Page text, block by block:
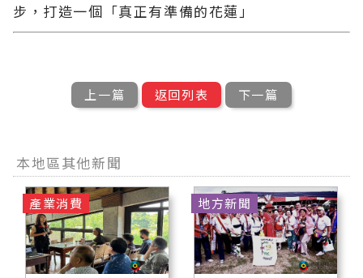
步，打造一個「真正有準備的花蓮」
上一篇 返回列表 下一篇
本地區其他新聞
產業消費 地方新聞